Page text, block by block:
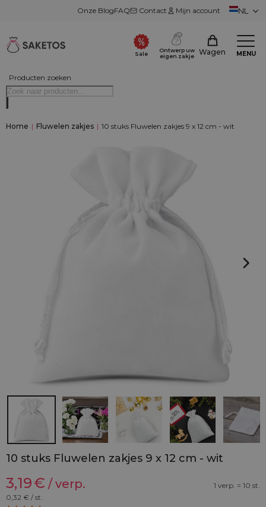
Onze BlogFAQ Contact Mijn account NL
Producten zoeken
Sale
Ontwerp uw
eigen zakje
Wagen MENU
Home | Fluwelen zakjes | 10 stuks Fluwelen zakjes 9 x 12 cm - wit
10 stuks Fluwelen zakjes 9 x 12 cm - wit
3,19€ / verp.
1 verp. = 10 st.
0,32 € / st.